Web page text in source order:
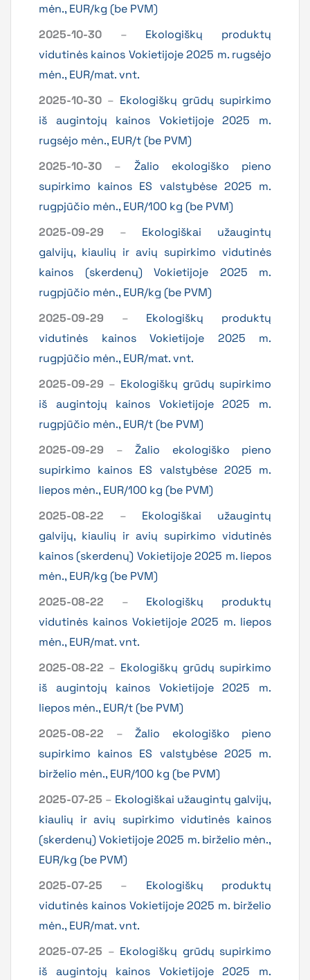
mėn., EUR/kg (be PVM)
2025-10-30 – Ekologiškų produktų
vidutinės kainos Vokietijoje 2025 m. rugsėjo
mėn., EUR/mat. vnt.
2025-10-30 – Ekologiškų grūdų supirkimo
iš augintojų kainos Vokietijoje 2025 m.
rugsėjo mėn., EUR/t (be PVM)
2025-10-30 – Žalio ekologiško pieno
supirkimo kainos ES valstybėse 2025 m.
rugpjūčio mėn., EUR/100 kg (be PVM)
2025-09-29 – Ekologiškai užaugintų
galvijų, kiaulių ir avių supirkimo vidutinės
kainos (skerdenų) Vokietijoje 2025 m.
rugpjūčio mėn., EUR/kg (be PVM)
2025-09-29 – Ekologiškų produktų
vidutinės kainos Vokietijoje 2025 m.
rugpjūčio mėn., EUR/mat. vnt.
2025-09-29 – Ekologiškų grūdų supirkimo
iš augintojų kainos Vokietijoje 2025 m.
rugpjūčio mėn., EUR/t (be PVM)
2025-09-29 – Žalio ekologiško pieno
supirkimo kainos ES valstybėse 2025 m.
liepos mėn., EUR/100 kg (be PVM)
2025-08-22 – Ekologiškai užaugintų
galvijų, kiaulių ir avių supirkimo vidutinės
kainos (skerdenų) Vokietijoje 2025 m. liepos
mėn., EUR/kg (be PVM)
2025-08-22 – Ekologiškų produktų
vidutinės kainos Vokietijoje 2025 m. liepos
mėn., EUR/mat. vnt.
2025-08-22 – Ekologiškų grūdų supirkimo
iš augintojų kainos Vokietijoje 2025 m.
liepos mėn., EUR/t (be PVM)
2025-08-22 – Žalio ekologiško pieno
supirkimo kainos ES valstybėse 2025 m.
birželio mėn., EUR/100 kg (be PVM)
2025-07-25 – Ekologiškai užaugintų galvijų,
kiaulių ir avių supirkimo vidutinės kainos
(skerdenų) Vokietijoje 2025 m. birželio mėn.,
EUR/kg (be PVM)
2025-07-25 – Ekologiškų produktų
vidutinės kainos Vokietijoje 2025 m. birželio
mėn., EUR/mat. vnt.
2025-07-25 – Ekologiškų grūdų supirkimo
iš augintojų kainos Vokietijoje 2025 m.